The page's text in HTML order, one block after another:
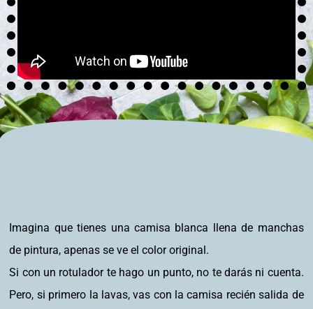
Imagina que tienes una camisa blanca llena de manchas
de pintura, apenas se ve el color original.
Si con un rotulador te hago un punto, no te darás ni cuenta.
Pero, si primero la lavas, vas con la camisa recién salida de